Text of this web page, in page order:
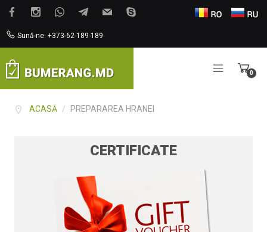
Sună-ne: +373-62-189-189
0
ACASĂ / PREPARAREA HRANEI
CERTIFICATE